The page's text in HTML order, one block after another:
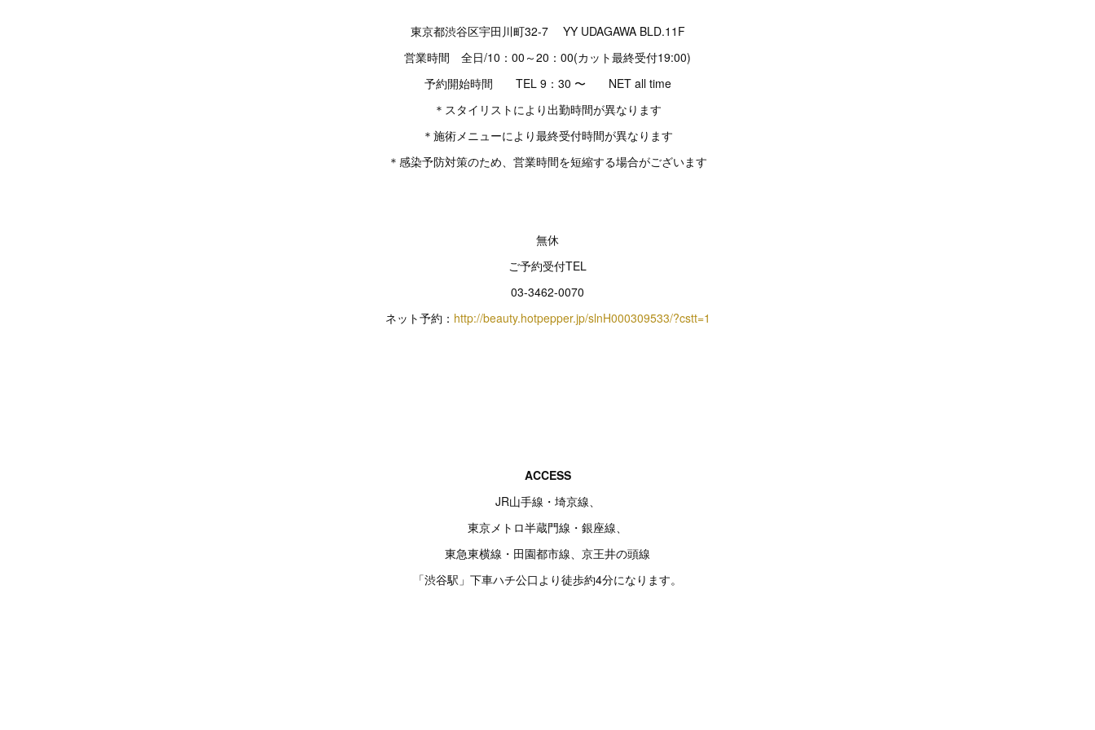
東京都渋谷区宇田川町32-7 YY UDAGAWA BLD.11F
営業時間 全日/10：00～20：00(カット最終受付19:00)
予約開始時間 TEL 9：30 〜 NET all time
＊スタイリストにより出勤時間が異なります
＊施術メニューにより最終受付時間が異なります
＊感染予防対策のため、営業時間を短縮する場合がございます
無休
ご予約受付TEL
03-3462-0070
ネット予約： http://beauty.hotpepper.jp/slnH000309533/?cstt=1
ACCESS
JR山手線・埼京線、
東京メトロ半蔵門線・銀座線、
東急東横線・田園都市線、京王井の頭線
「渋谷駅」下車ハチ公口より徒歩約4分になります。